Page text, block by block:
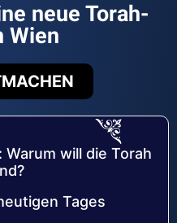
neue Torah-
Wien
will die Torah
Tages